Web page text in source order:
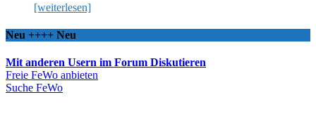
[weiterlesen]
Neu ++++ Neu
Mit anderen Usern im Forum Diskutieren
Freie FeWo anbieten
Suche FeWo